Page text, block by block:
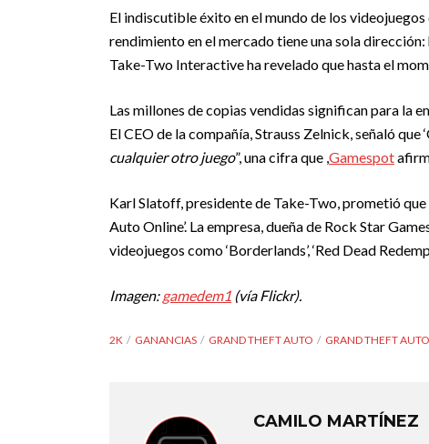
El indiscutible éxito en el mundo de los videojuegos
rendimiento en el mercado tiene una sola
Take-Two Interactive ha revelado que hasta el
Las millones de copias vendidas significan para la
El CEO de la compañía, Strauss Zelnick, señaló que
cualquier otro juego”, una cifra que ,Gamespot
Karl Slatoff, presidente de Take-Two, prometió
Auto Online’. La empresa, dueña de Rock Star
videojuegos como ‘Borderlands’, ‘Red Dead
Imagen:gamedem1 (vía Flickr).
2K GANANCIAS GRAND THEFT AUTO GRAND THEFT
CAMILO MARTÍNEZ